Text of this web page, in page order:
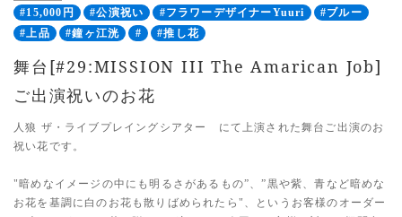
#15,000円 #公演祝い #フラワーデザイナーYuuri
#ブルー
#上品
#鐘ヶ江洸 # #推し花
舞台[#29:MISSION III The Amarican Job]
ご出演祝いのお花
人狼 ザ・ライブプレイングシアター にて上演された舞台ご出演のお
祝い花です。
"暗めなイメージの中にも明るさがあるもの”、”黒や紫、青など暗めな
お花を基調に白のお花も散りばめられたら"、というお客様のオーダー